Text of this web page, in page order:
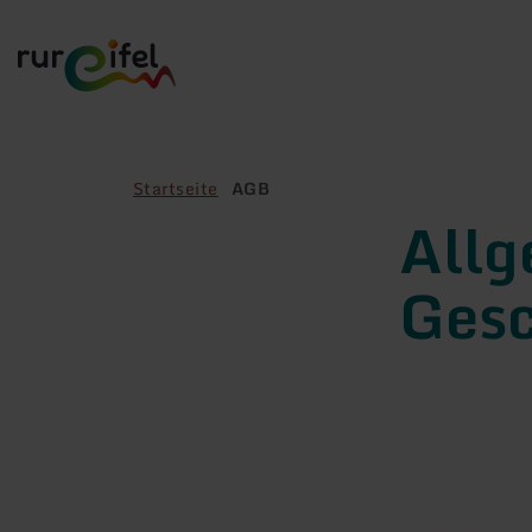
Zurück
zur
Startseite
Startseite AGB